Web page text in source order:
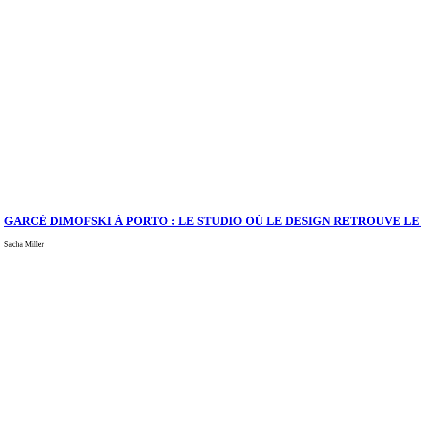
GARCÉ DIMOFSKI À PORTO : LE STUDIO OÙ LE DESIGN RETROUVE
Sacha Miller